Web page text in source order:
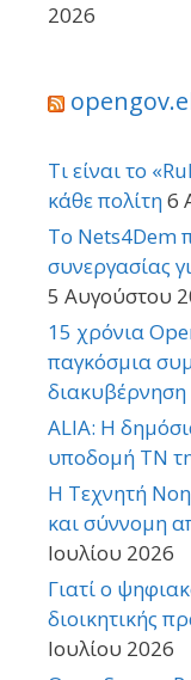
2026
Τι είναι το
κάθε πολίτη6
Το Nets4Dem
συνεργασίας
5 Αυγούστου
15 χρόνια
παγκόσμια
διακυβέρνηση
ALIA: Η
υποδομή ΤΝ
Η Τεχνητή
και σύννομη
Ιουλίου 2026
Γιατί ο
διοικητικής
Ιουλίου 2026